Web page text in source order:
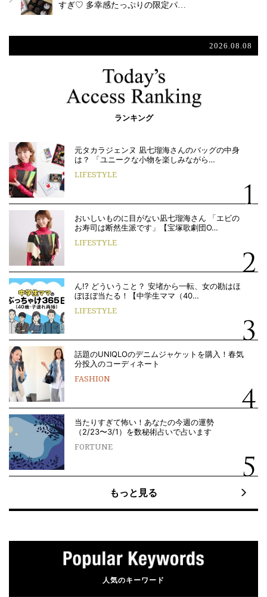
すぎ♡ 多幸感たっぷりの限定パ…
2026.08.08
ランキング
元タカラジェンヌ 凪七瑠海さんのバッグの中身
は？ 「ユニークな小物を楽しみながら…
LIFESTYLE
おいしいものに目がない凪七瑠海さん 「エビの
お寿司は断然生派です」【宝塚歌劇団O…
LIFESTYLE
ん!? どういうこと？ 安堵から一転、女の勘はほ
ぼほぼ当たる！【中学生ママ（40…
LIFESTYLE
話題のUNIQLOのデニムジャケットを購入！春気
分投入のコーディネート
FASHION
当たりすぎて怖い！あなたの今週の運勢
（2/23〜3/1）を数秘術占いで占います
FORTUNE
もっと見る
人気のキーワード